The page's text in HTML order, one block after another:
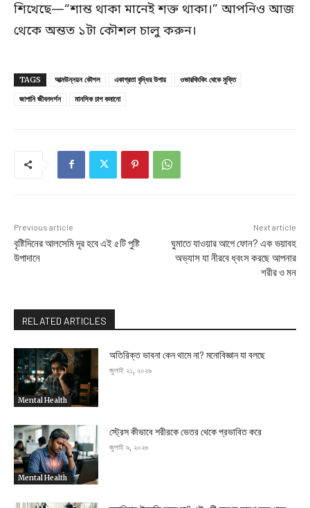
শিখেছে—“শান্ত থাকা মানেই শক্ত থাকা।” আপনিও আজ
থেকে অন্তত ১টা কৌশল চালু করুন।
TAGS আত্মউন্নয়ন কৌশল একাগ্রতা বৃদ্ধির উপায়
ওভারথিংকিং থেকে মুক্তি
জাপানি জীবনদর্শন
মানসিক চাপ কমানো
Previous article
বৃষ্টিদিনের আলসেমি দূর হবে এই ৫টি পুষ্টি
উপাদানে
Next article
ঘুমাতে যাওয়ার আগে ফোন? এক ভয়াবহ
অভ্যাস যা নীরবে ধ্বংস করছে আপনার
শরীর ও মন
RELATED ARTICLES
Mental Health
অতিরিক্ত ভাবনা কেন থামে না? মনোবিজ্ঞান যা বলছে
জুলাই ২১, ২০২৬
Mental Health
স্ট্রেস কীভাবে শরীরকে ভেতর থেকে প্রভাবিত করে
জুলাই ৯, ২০২৬